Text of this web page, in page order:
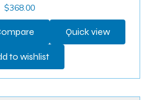
Valorado
en
4.60
$368.00
Quick view
to wishlist